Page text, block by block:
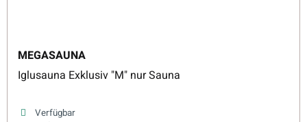
MEGASAUNA
Iglusauna Exklusiv "M" nur Sauna
Verfügbar